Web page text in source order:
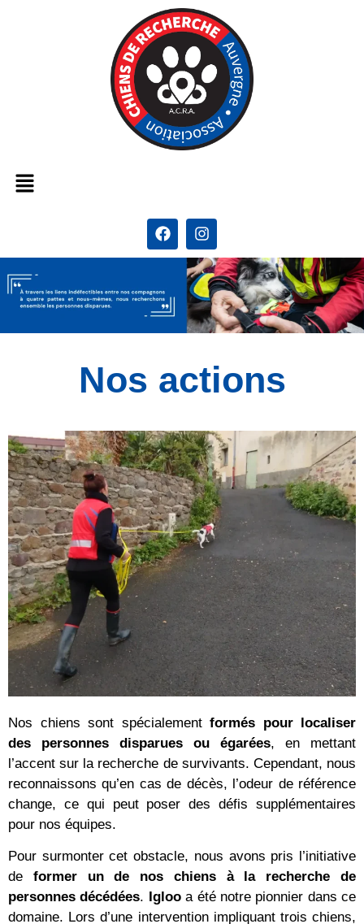
Nos actions
Nos chiens sont spécialement formés pour localiser
des personnes disparues ou égarées, en mettant
l’accent sur la recherche de survivants. Cependant, nous
reconnaissons qu’en cas de décès, l’odeur de référence
change, ce qui peut poser des défis supplémentaires
pour nos équipes.
Pour surmonter cet obstacle, nous avons pris l’initiative
de former un de nos chiens à la recherche de
personnes décédées. Iglooa été notre pionnier dans ce
domaine. Lors d’une intervention impliquant trois chiens,